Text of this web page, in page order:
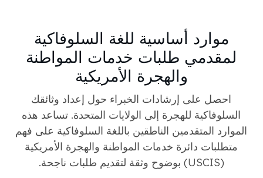
موارد أساسية للغة السلوفاكية
لمقدمي طلبات خدمات المواطنة
والهجرة الأمريكية
احصل على إرشادات الخبراء حول إعداد وثائقك
السلوفاكية للهجرة إلى الولايات المتحدة. تساعد هذه
الموارد المتقدمين الناطقين باللغة السلوفاكية على فهم
متطلبات دائرة خدمات المواطنة والهجرة الأمريكية
(USCIS) بوضوح وثقة لتقديم طلبات ناجحة.